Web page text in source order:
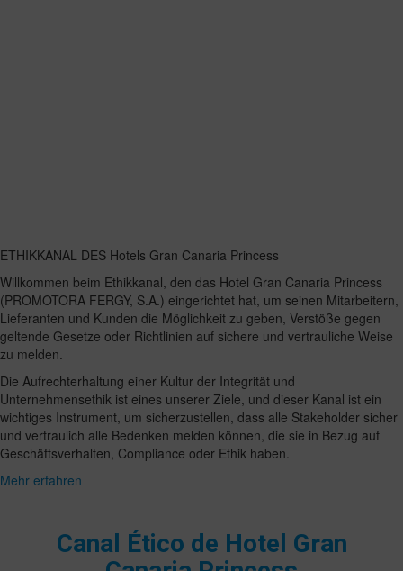
ETHIKKANAL DES Hotels Gran Canaria Princess
Willkommen beim Ethikkanal, den das Hotel Gran Canaria Princess
(PROMOTORA FERGY, S.A.) eingerichtet hat, um seinen Mitarbeitern,
Lieferanten und Kunden die Möglichkeit zu geben, Verstöße gegen
geltende Gesetze oder Richtlinien auf sichere und vertrauliche Weise
zu melden.
Die Aufrechterhaltung einer Kultur der Integrität und
Unternehmensethik ist eines unserer Ziele, und dieser Kanal ist ein
wichtiges Instrument, um sicherzustellen, dass alle Stakeholder sicher
und vertraulich alle Bedenken melden können, die sie in Bezug auf
Geschäftsverhalten, Compliance oder Ethik haben.
Mehr erfahren